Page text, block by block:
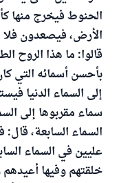
الحنوط فيخرج
الأرض، فيصعدون فلا
قالوا: ما هذا الروح
بأحسن أسمائه التي
إلى السماء الدنيا
سماء مقربوها إلى
السماء السابعة،
عليين في السماء
خلقتهم وفيها